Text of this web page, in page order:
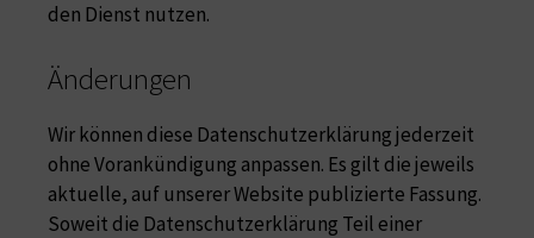
den Dienst nutzen.
Änderungen
Wir können diese Datenschutzerklärung jederzeit
ohne Vorankündigung anpassen. Es gilt die jeweils
aktuelle, auf unserer Website publizierte Fassung.
Soweit die Datenschutzerklärung Teil einer